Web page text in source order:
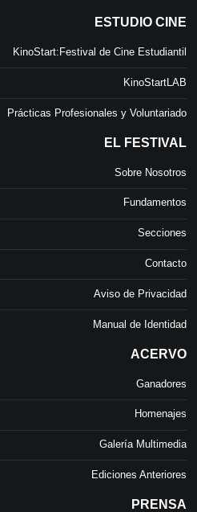
ESTUDIO CINE
KinoStart:Festival de Cine Estudiantil
KinoStartLAB
Prácticas Profesionales y Voluntariado
EL FESTIVAL
Sobre Nosotros
Fundamentos
Secciones
Contacto
Aviso de Privacidad
Manual de Identidad
ACERVO
Ganadores
Homenajes
Galería Multimedia
Ediciones Anteriores
PRENSA